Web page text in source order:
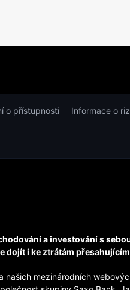
o přístupnosti Informace o
a investování s
dojít i ke ztrátám
našich mezinárodních